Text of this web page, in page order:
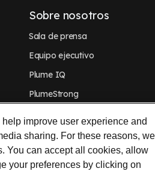
Sobre nosotros
Sala de prensa
Equipo ejecutivo
Plume IQ
PlumeStrong
improve user experience and
sharing. For these reasons, we
You can accept all cookies, allow
your preferences by clicking on